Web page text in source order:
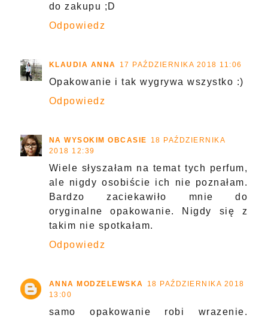
do zakupu ;D
Odpowiedz
KLAUDIA ANNA 17 PAŹDZIERNIKA 2018 11:06
Opakowanie i tak wygrywa wszystko :)
Odpowiedz
NA WYSOKIM OBCASIE
18 PAŹDZIERNIKA
2018 12:39
Wiele słyszałam na temat tych perfum,
ale nigdy osobiście ich nie poznałam.
Bardzo zaciekawiło mnie do
oryginalne opakowanie. Nigdy się z
takim nie spotkałam.
Odpowiedz
ANNA MODZELEWSKA
18 PAŹDZIERNIKA 2018
13:00
samo opakowanie robi wrazenie.